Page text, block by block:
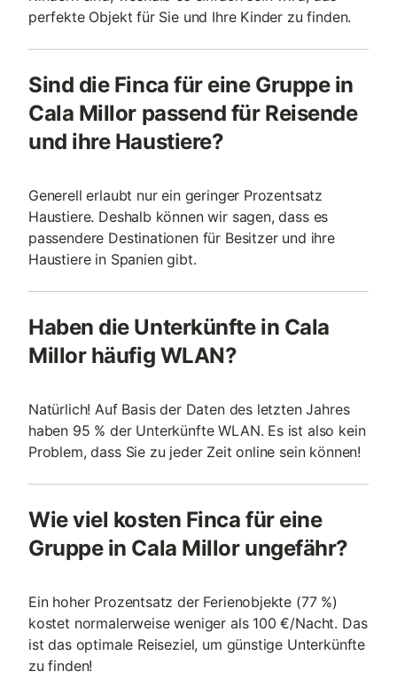
perfekte Objekt für Sie und Ihre Kinder zu finden.
Sind die Finca für eine Gruppe in
Cala Millor passend für Reisende
und ihre Haustiere?
Generell erlaubt nur ein geringer Prozentsatz
Haustiere. Deshalb können wir sagen, dass es
passendere Destinationen für Besitzer und ihre
Haustiere in Spanien gibt.
Haben die Unterkünfte in Cala
Millor häufig WLAN?
Natürlich! Auf Basis der Daten des letzten Jahres
haben 95 % der Unterkünfte WLAN. Es ist also kein
Problem, dass Sie zu jeder Zeit online sein können!
Wie viel kosten Finca für eine
Gruppe in Cala Millor ungefähr?
Ein hoher Prozentsatz der Ferienobjekte (77 %)
kostet normalerweise weniger als 100 €/Nacht. Das
ist das optimale Reiseziel, um günstige Unterkünfte
zu finden!